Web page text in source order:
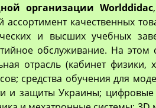
организации Worlddidac
качественных
и высших учебных
обслуживание. На этом
отрасль (кабинет физики,
средства обучения для
и защиты Украины;